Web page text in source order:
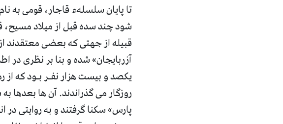
تا پایان سلسلهء قاجار، قومی به
شود چند سده قبل از میلاد مسیح،
قبیله از جهتی که بعضی معتقدند
آزربایجان» شده و بنا بر نظری در
یکصد و بیست هزار نفـر بـود که
روزگار می گذراندند. آن ها بعدها
پارس» سکنا گرفتند و به روایتی